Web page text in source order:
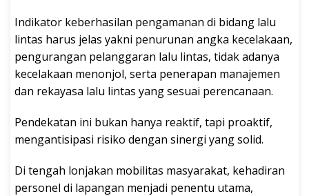
Indikator keberhasilan pengamanan di bidang lalu
lintas harus jelas yakni penurunan angka kecelakaan,
pengurangan pelanggaran lalu lintas, tidak adanya
kecelakaan menonjol, serta penerapan manajemen
dan rekayasa lalu lintas yang sesuai perencanaan.
Pendekatan ini bukan hanya reaktif, tapi proaktif,
mengantisipasi risiko dengan sinergi yang solid.
Di tengah lonjakan mobilitas masyarakat, kehadiran
personel di lapangan menjadi penentu utama,